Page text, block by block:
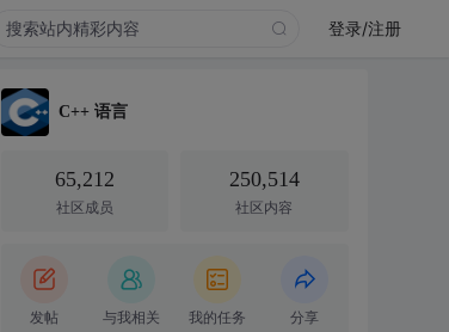
登录/注册
C++ 语言
65,212
社区成员
250,514
社区内容
发帖 与我相关 我的任务 分享